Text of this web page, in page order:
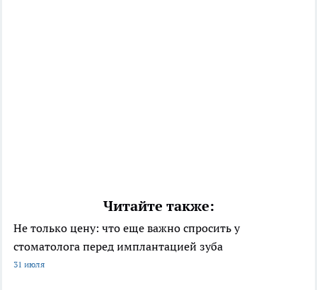
Читайте также:
Не только цену: что еще важно спросить у
стоматолога перед имплантацией зуба
31 июля